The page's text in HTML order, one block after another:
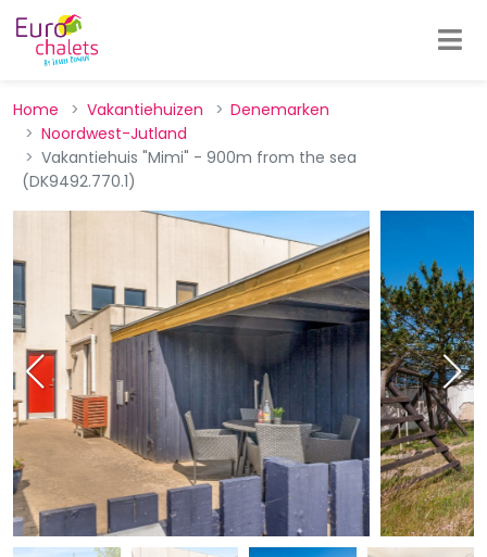
Home Vakantiehuizen
Denemarken
Noordwest-Jutland
Vakantiehuis "Mimi" - 900m from the sea
(DK9492.770.1)